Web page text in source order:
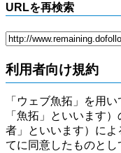
URLを再検索
利用者向け規約
「ウェブ魚拓」を用
「魚拓」といいます
者」といいます）に
てに同意したものとし